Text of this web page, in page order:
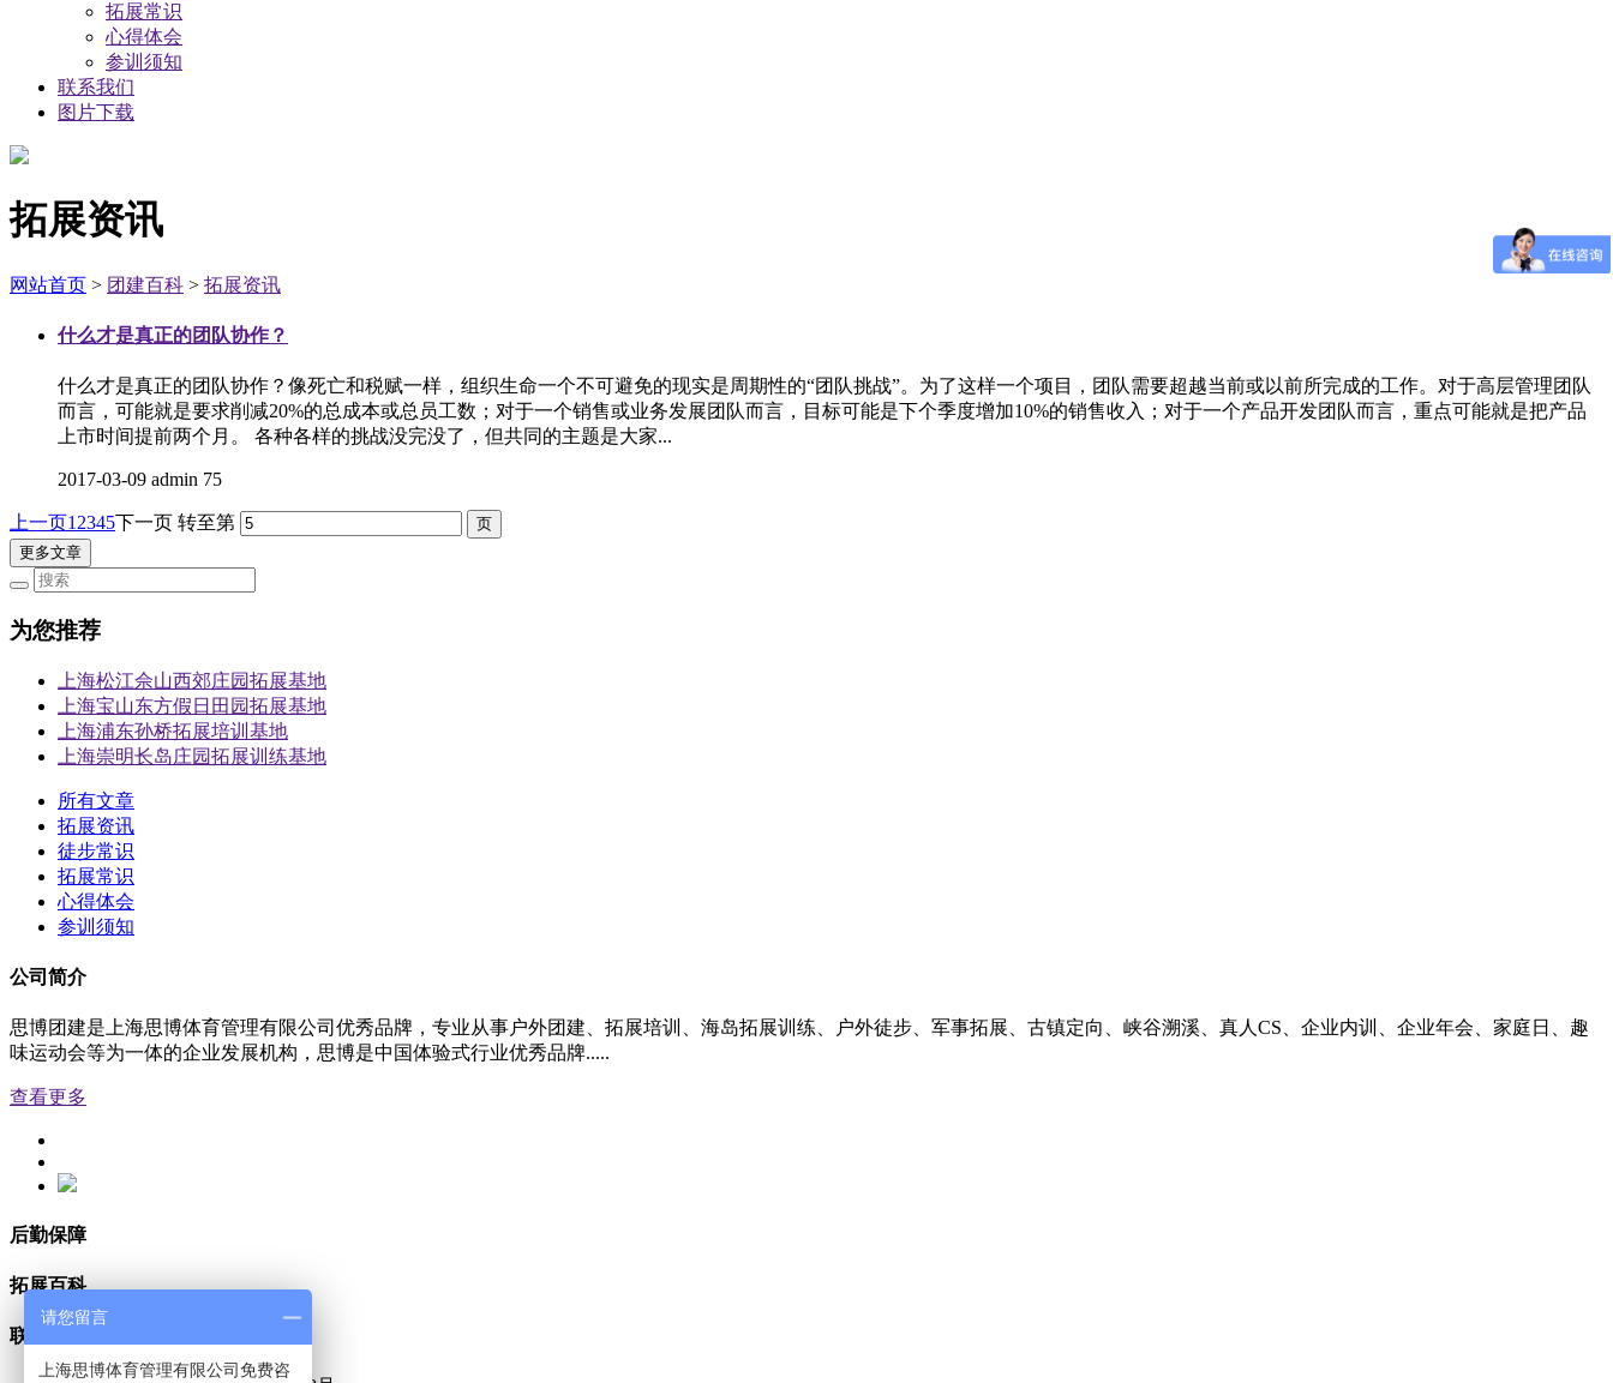
拓展常识
心得体会
参训须知
联系我们
图片下载
拓展资讯
网站首页 > 团建百科 > 拓展资讯
什么才是真正的团队协作？
什么才是真正的团队协作？像死亡和税赋一样，组织生命一个不可避免的现实是周期性的“团队挑战”。为了这样一个项目，团队需要超越当前或以前所完成的工作。对于高层管理团队
而言，可能就是要求削减20%的总成本或总员工数；对于一个销售或业务发展团队而言，目标可能是下个季度增加10%的销售收入；对于一个产品开发团队而言，重点可能就是把产品
上市时间提前两个月。 各种各样的挑战没完没了，但共同的主题是大家...
2017-03-09 admin 75
上一页12345下一页 转至第
更多文章
为您推荐
上海松江佘山西郊庄园拓展基地
上海宝山东方假日田园拓展基地
上海浦东孙桥拓展培训基地
上海崇明长岛庄园拓展训练基地
所有文章
拓展资讯
徒步常识
拓展常识
心得体会
参训须知
公司简介
思博团建是上海思博体育管理有限公司优秀品牌，专业从事户外团建、拓展培训、海岛拓展训练、户外徒步、军事拓展、古镇定向、峡谷溯溪、真人CS、企业内训、企业年会、家庭日、趣
味运动会等为一体的企业发展机构，思博是中国体验式行业优秀品牌.....
查看更多
后勤保障
拓展百科
联系我们
请您留言
上海思博体育管理有限公司免费咨